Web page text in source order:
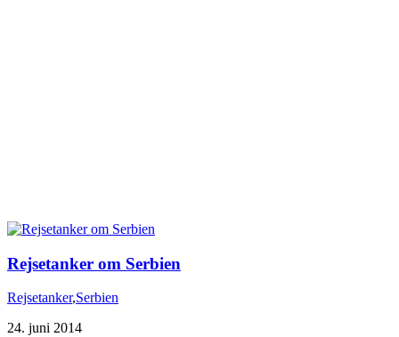
Rejsetanker om Serbien
Rejsetanker,Serbien
24. juni 2014